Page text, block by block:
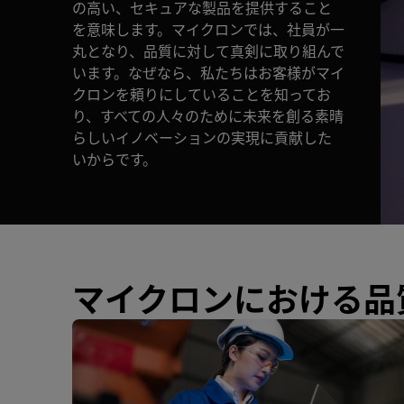
の高い、セキュアな製品を提供すること
を意味します。マイクロンでは、社員が一
丸となり、品質に対して真剣に取り組んで
います。なぜなら、私たちはお客様がマイ
クロンを頼りにしていることを知ってお
り、すべての人々のために未来を創る素晴
らしいイノベーションの実現に貢献した
いからです。
マイクロンにおける